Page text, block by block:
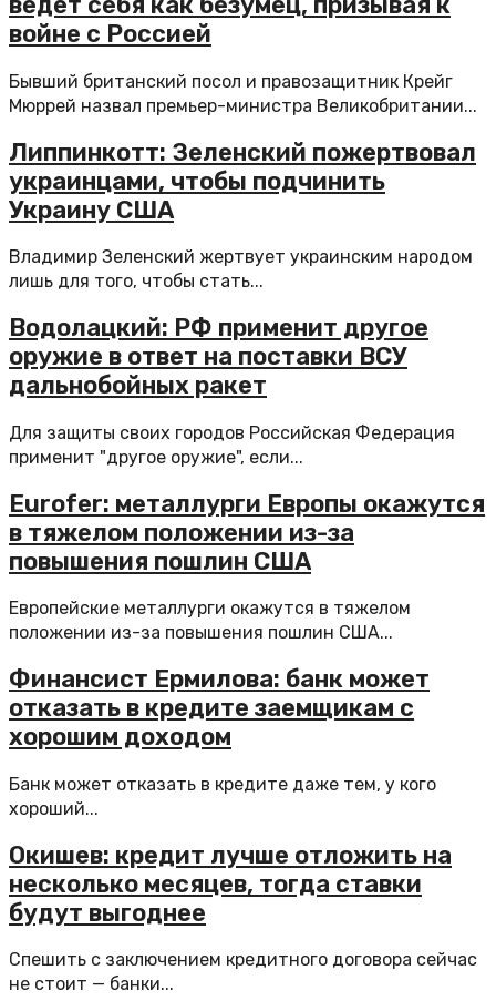
войне с Россией
Бывший британский посол и правозащитник Крейг
Мюррей назвал премьер-министра Великобритании...
Липпинкотт: Зеленский пожертвовал
украинцами, чтобы подчинить
Украину США
Владимир Зеленский жертвует украинским народом
лишь для того, чтобы стать...
Водолацкий: РФ применит другое
оружие в ответ на поставки ВСУ
дальнобойных ракет
Для защиты своих городов Российская Федерация
применит "другое оружие", если...
Eurofer: металлурги Европы окажутся
в тяжелом положении из-за
повышения пошлин США
Европейские металлурги окажутся в тяжелом
положении из-за повышения пошлин США...
Финансист Ермилова: банк может
отказать в кредите заемщикам с
хорошим доходом
Банк может отказать в кредите даже тем, у кого
хороший...
Окишев: кредит лучше отложить на
несколько месяцев, тогда ставки
будут выгоднее
Спешить с заключением кредитного договора сейчас
не стоит — банки...